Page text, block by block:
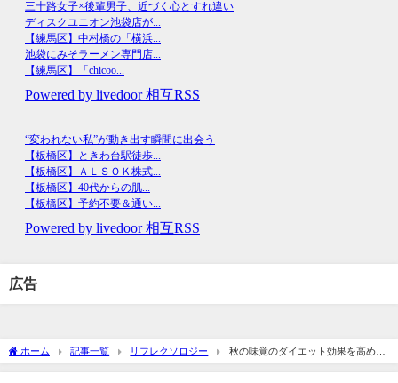
広告
ホーム 記事一覧 リフレクソロジー
秋の味覚のダイエット効果を高める
食べ方②